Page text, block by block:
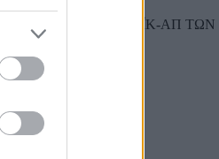
φωτογραφίες ΤΟ ΜΕΪΚ-ΑΠ
ή